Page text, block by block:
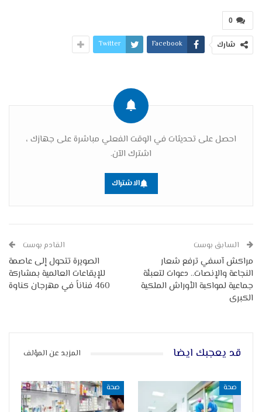
0
شارك Facebook
Twitter
احصل على تحديثات في الوقت الفعلي مباشرة على جهازك ،
اشترك الآن.
الاشتراك
السابق بوست
مراكش آسفي ترفع شعار
النجاعة والإنصات.. دعوات لتعبئة
جماعية لمواكبة الأوراش الملكية
الكبرى
القادم بوست
الصويرة تتحول إلى عاصمة
للإيقاعات العالمية بمشاركة
460 فناناً في مهرجان كناوة
قد يعجبك ايضا المزيد عن المؤلف
صحة صحة